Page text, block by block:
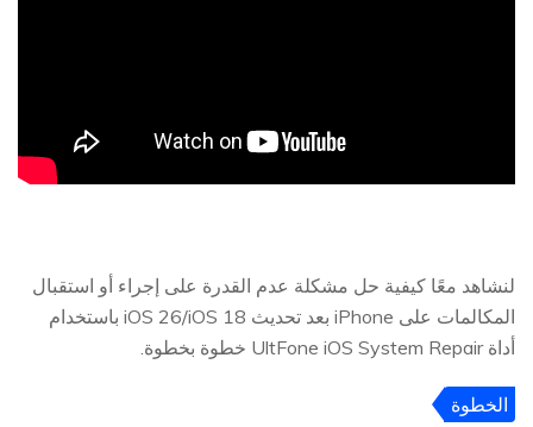
لنشاهد معًا كيفية حل مشكلة عدم القدرة على إجراء أو استقبال
المكالمات على iPhone بعد تحديث iOS 26/iOS 18 باستخدام
أداة UltFone iOS System Repair خطوة بخطوة.
الخطوة